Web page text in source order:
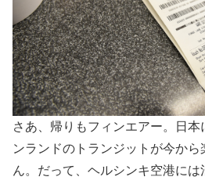
さあ、帰りもフィンエアー。日本
ンランドのトランジットが今か
ん。だって、ヘルシンキ空港に